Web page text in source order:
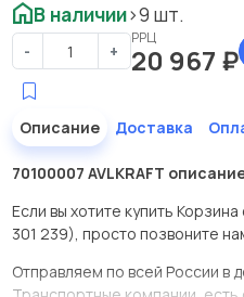
В наличии>9 шт.
- +
РРЦ
20 967 ₽
Описание Доставка
70100007 AVLKRAFT
Если вы хотите купить
301 239), просто позвоните
Отправляем по всей России в